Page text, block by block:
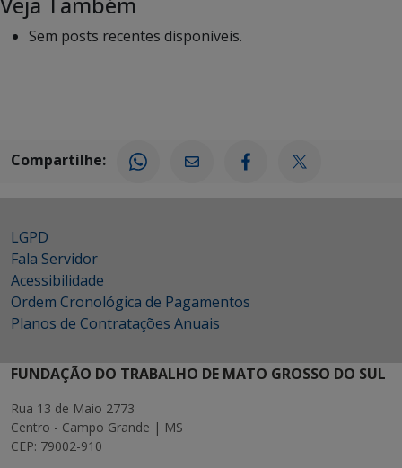
Sem posts recentes disponíveis.
Compartilhe:
LGPD
Fala Servidor
Acessibilidade
Ordem Cronológica de Pagamentos
Planos de Contratações Anuais
FUNDAÇÃO DO TRABALHO DE MATO GROSSO DO SUL
Rua 13 de Maio 2773
Centro - Campo Grande | MS
CEP: 79002-910